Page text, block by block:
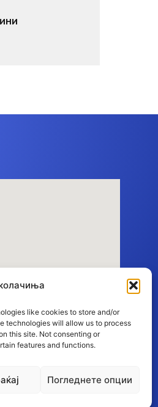
like cookies to store and/or
technologies will allow us to process
this site. Not consenting or
features and functions.
Погледнете опции